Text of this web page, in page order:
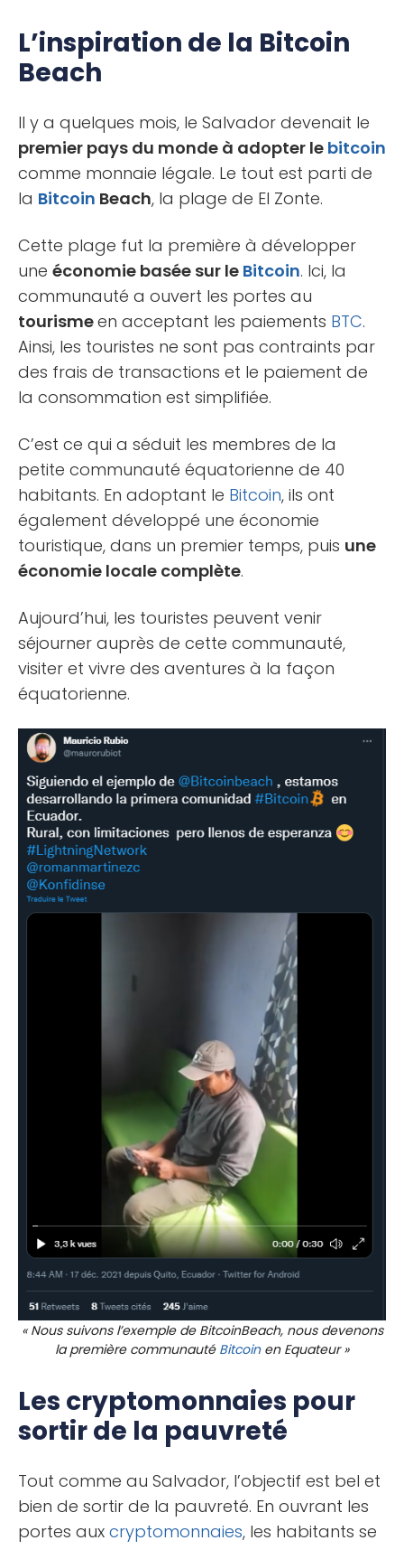
L’inspiration de la Bitcoin
Beach
Il y a quelques mois, le Salvador devenait le
premier pays du monde à adopter le bitcoin
comme monnaie légale. Le tout est parti de
la Bitcoin Beach, la plage de El Zonte.
Cette plage fut la première à développer
une économie basée sur le Bitcoin. Ici, la
communauté a ouvert les portes au
tourismeen acceptant les paiements BTC.
Ainsi, les touristes ne sont pas contraints par
des frais de transactions et le paiement de
la consommation est simplifiée.
C’est ce qui a séduit les membres de la
petite communauté équatorienne de 40
habitants. En adoptant le Bitcoin, ils ont
également développé une économie
touristique, dans un premier temps, puis une
économie locale complète.
Aujourd’hui, les touristes peuvent venir
séjourner auprès de cette communauté,
visiter et vivre des aventures à la façon
équatorienne.
« Nous suivons l’exemple de BitcoinBeach, nous devenons
la première communauté Bitcoinen Equateur »
Les cryptomonnaies pour
sortir de la pauvreté
Tout comme au Salvador, l’objectif est bel et
bien de sortir de la pauvreté. En ouvrant les
portes aux cryptomonnaies, les habitants se